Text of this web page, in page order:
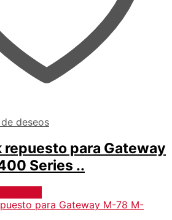
deseos
repuesto para Gateway
Series ..